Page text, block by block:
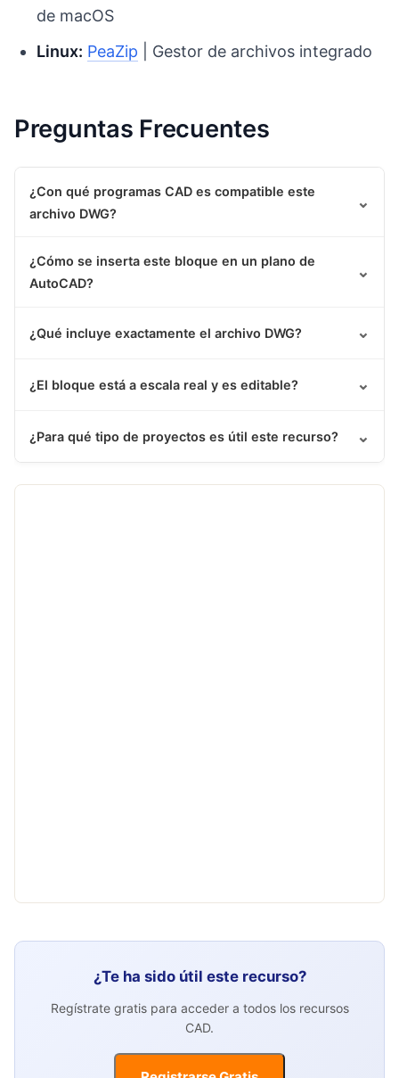
de macOS
Linux: PeaZip | Gestor de archivos integrado
Preguntas Frecuentes
¿Con qué programas CAD es compatible este
archivo DWG?
⌄
¿Cómo se inserta este bloque en un plano de
AutoCAD?
⌄
¿Qué incluye exactamente el archivo DWG? ⌄
¿El bloque está a escala real y es editable? ⌄
¿Para qué tipo de proyectos es útil este recurso? ⌄
¿Te ha sido útil este recurso?
Regístrate gratis para acceder a todos los recursos
CAD.